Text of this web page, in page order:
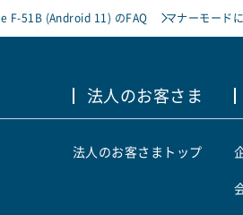
F-51B (Android 11) のFAQ マナーモード
法人のお客さま
法人のお客さまトップ